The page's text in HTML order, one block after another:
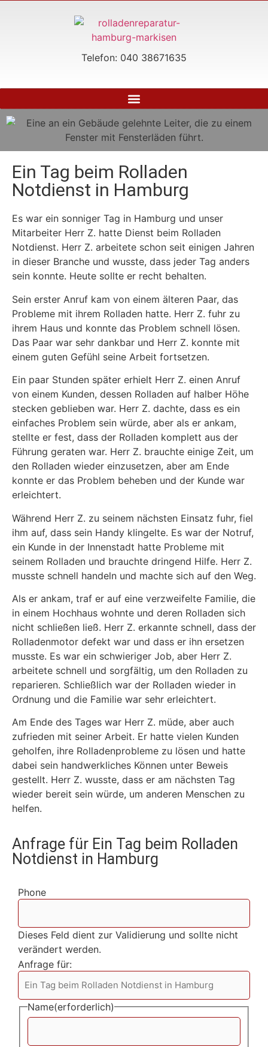
Telefon: 040 38671635
Ein Tag beim Rolladen
Notdienst in Hamburg
Es war ein sonniger Tag in Hamburg und unser
Mitarbeiter Herr Z. hatte Dienst beim Rolladen
Notdienst. Herr Z. arbeitete schon seit einigen Jahren
in dieser Branche und wusste, dass jeder Tag anders
sein konnte. Heute sollte er recht behalten.
Sein erster Anruf kam von einem älteren Paar, das
Probleme mit ihrem Rolladen hatte. Herr Z. fuhr zu
ihrem Haus und konnte das Problem schnell lösen.
Das Paar war sehr dankbar und Herr Z. konnte mit
einem guten Gefühl seine Arbeit fortsetzen.
Ein paar Stunden später erhielt Herr Z. einen Anruf
von einem Kunden, dessen Rolladen auf halber Höhe
stecken geblieben war. Herr Z. dachte, dass es ein
einfaches Problem sein würde, aber als er ankam,
stellte er fest, dass der Rolladen komplett aus der
Führung geraten war. Herr Z. brauchte einige Zeit, um
den Rolladen wieder einzusetzen, aber am Ende
konnte er das Problem beheben und der Kunde war
erleichtert.
Während Herr Z. zu seinem nächsten Einsatz fuhr, fiel
ihm auf, dass sein Handy klingelte. Es war der Notruf,
ein Kunde in der Innenstadt hatte Probleme mit
seinem Rolladen und brauchte dringend Hilfe. Herr Z.
musste schnell handeln und machte sich auf den Weg.
Als er ankam, traf er auf eine verzweifelte Familie, die
in einem Hochhaus wohnte und deren Rolladen sich
nicht schließen ließ. Herr Z. erkannte schnell, dass der
Rolladenmotor defekt war und dass er ihn ersetzen
musste. Es war ein schwieriger Job, aber Herr Z.
arbeitete schnell und sorgfältig, um den Rolladen zu
reparieren. Schließlich war der Rolladen wieder in
Ordnung und die Familie war sehr erleichtert.
Am Ende des Tages war Herr Z. müde, aber auch
zufrieden mit seiner Arbeit. Er hatte vielen Kunden
geholfen, ihre Rolladenprobleme zu lösen und hatte
dabei sein handwerkliches Können unter Beweis
gestellt. Herr Z. wusste, dass er am nächsten Tag
wieder bereit sein würde, um anderen Menschen zu
helfen.
Anfrage für Ein Tag beim Rolladen
Notdienst in Hamburg
Phone
Dieses Feld dient zur Validierung und sollte nicht
verändert werden.
Anfrage für:
Name(erforderlich)